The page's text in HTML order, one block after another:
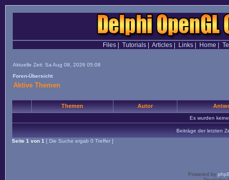
Files| Tutorials| Articles| Links| Home
Aktuelle Zeit: Sa Aug 08, 2026 05:08
Foren-Übersicht
Aktive Themen
Themen Autor
Es wurden
Beiträge der letzten
Seite 1 von 1 [ Die Suche ergab 0 Treffer ]
Powered by